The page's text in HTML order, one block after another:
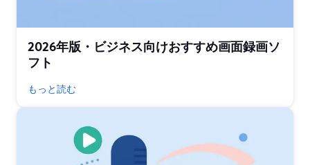
2026年版・ビジネス向けおすすめ画面録画ソ
フト
もっと読む